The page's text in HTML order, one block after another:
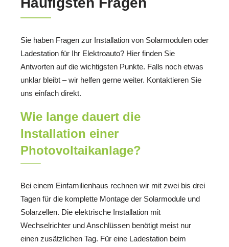
Sie haben Fragen zur Installation von Solarmodulen oder
Ladestation für Ihr Elektroauto? Hier finden Sie
Antworten auf die wichtigsten Punkte. Falls noch etwas
unklar bleibt – wir helfen gerne weiter. Kontaktieren Sie
uns einfach direkt.
Wie lange dauert die
Installation einer
Photovoltaikanlage?
Bei einem Einfamilienhaus rechnen wir mit zwei bis drei
Tagen für die komplette Montage der Solarmodule und
Solarzellen. Die elektrische Installation mit
Wechselrichter und Anschlüssen benötigt meist nur
einen zusätzlichen Tag. Für eine Ladestation beim